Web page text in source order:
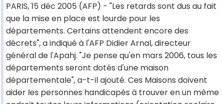
PARIS, 15 déc 2005 (AFP) - "Les retards sont dus au fait
que la mise en place est lourde pour les
départements. Certains attendent encore des
décrets", a indiqué à l'AFP Didier Arnal, directeur
général de l'Apahj. "Je pense qu'en mars 2006, tous les
départements seront dotés d'une maison
départementale", a-t-il ajouté. Ces Maisons doivent
aider les personnes handicapés à trouver en un même